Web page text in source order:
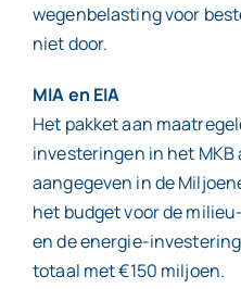
wegenbelasting voor
niet door.
MIA en EIA
Het pakket aan
investeringen in het MKB
aangegeven in de
het budget voor de
en de energie-
totaal met €150 miljoen.